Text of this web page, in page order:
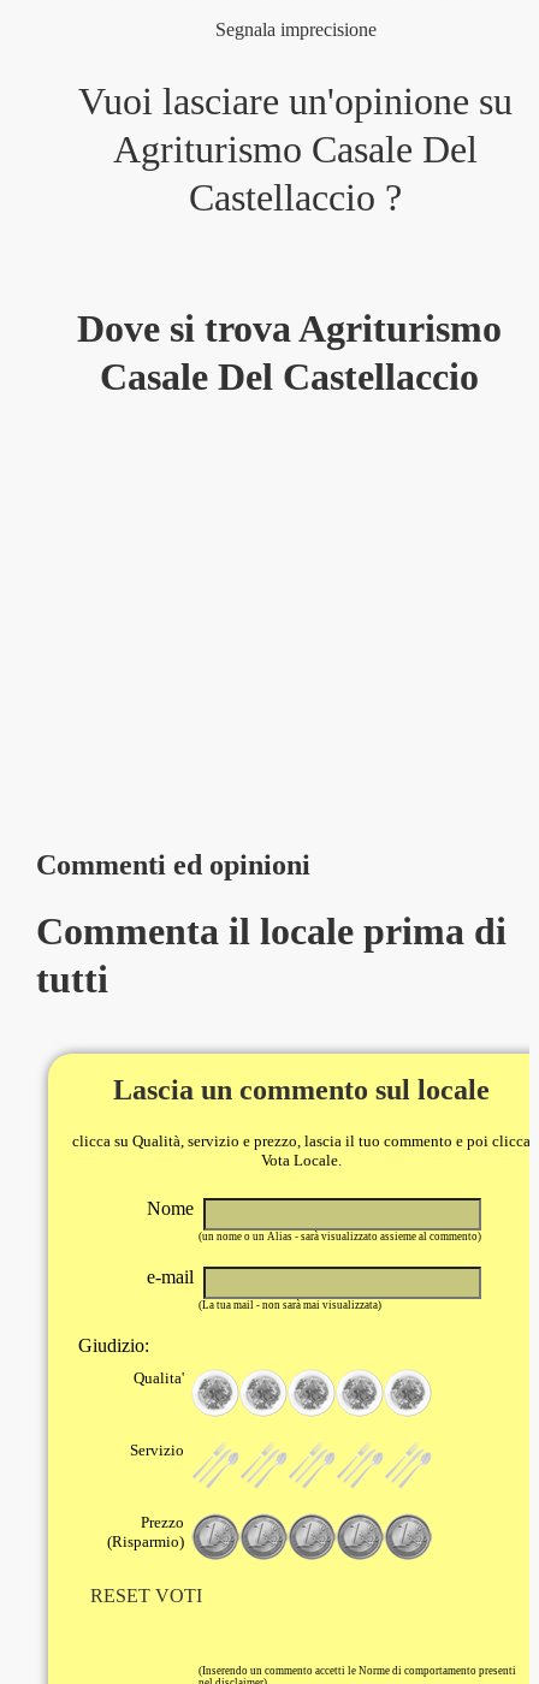
Segnala imprecisione
Vuoi lasciare un'opinione su
Agriturismo Casale Del
Castellaccio ?
Dove si trova Agriturismo
Casale Del Castellaccio
Commenti ed opinioni
Commenta il locale prima di
tutti
Lascia un commento sul locale
clicca su Qualità, servizio e prezzo, lascia il tuo commento e poi clicca
Vota Locale.
Nome
(un nome o un Alias - sarà visualizzato assieme al commento)
e-mail
(La tua mail - non sarà mai visualizzata)
Giudizio:
Qualita'
Servizio
Prezzo
(Risparmio)
RESET VOTI
(Inserendo un commento accetti le Norme di comportamento presenti